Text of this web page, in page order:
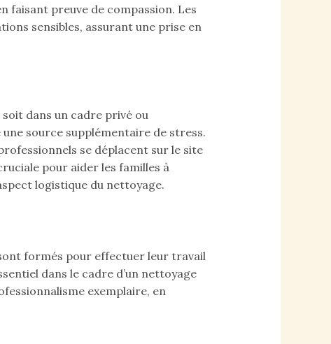
faisant preuve de compassion. Les
sensibles, assurant une prise en
dans un cadre privé ou
source supplémentaire de stress.
se déplacent sur le site
pour aider les familles à
logistique du nettoyage.
formés pour effectuer leur travail
dans le cadre d’un nettoyage
exemplaire, en